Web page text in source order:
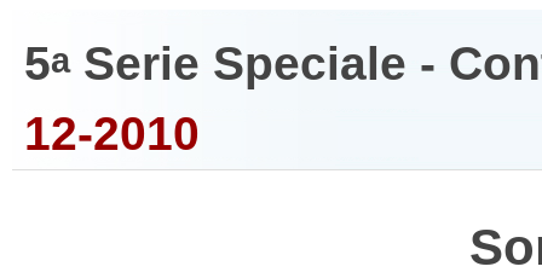
5aSerie Speciale -
12-2010